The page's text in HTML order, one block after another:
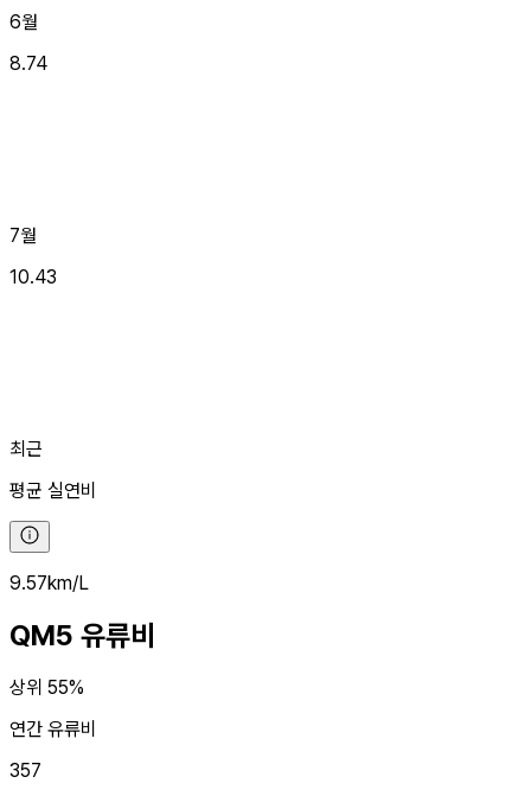
6월
8.74
7월
10.43
최근
평균 실연비
9.57km/L
QM5 유류비
상위 55%
연간 유류비
357